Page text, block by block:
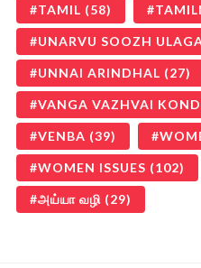
TAMIL (58)
UNARVU SOOZH
UNNAI ARINDHAL (27)
VANGA VAZHVAI
VENBA (39)
WOMEN ISSUES (102)
அய்யா வழி (29)